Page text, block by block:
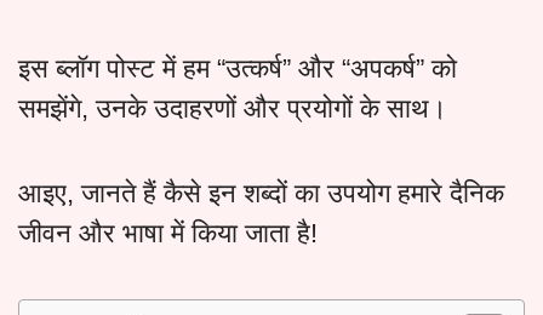
इस ब्लॉग पोस्ट में हम “उत्कर्ष” और “अपकर्ष” को
समझेंगे, उनके उदाहरणों और प्रयोगों के साथ।
आइए, जानते हैं कैसे इन शब्दों का उपयोग हमारे दैनिक
जीवन और भाषा में किया जाता है!